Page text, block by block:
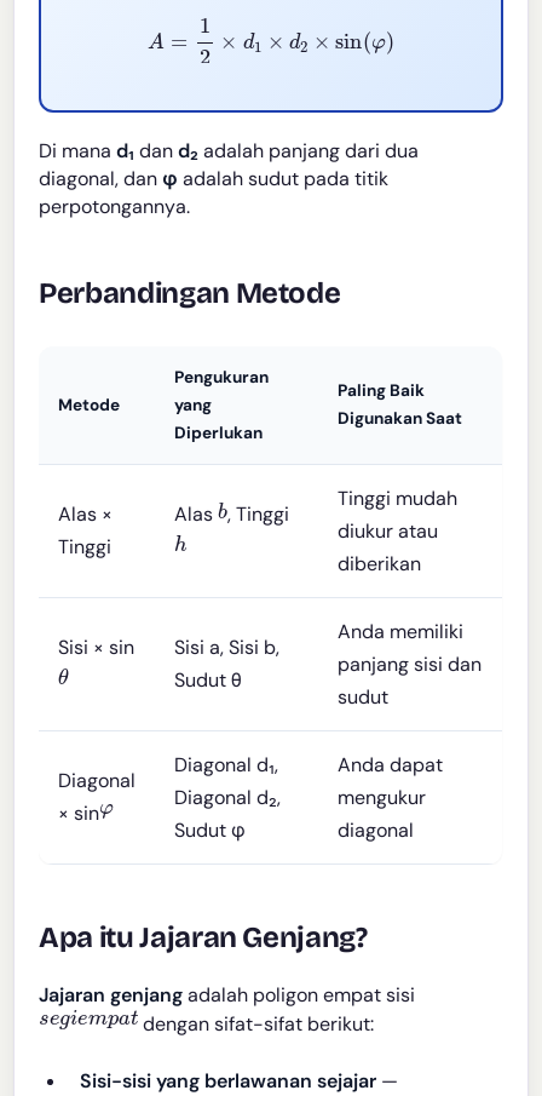
=1
Di manad₁ dand₂ adalah panjang dari dua
diagonal, dan φ adalah sudut pada titik
perpotongannya.
Perbandingan Metode
Metode
Pengukuran
yang
Diperlukan
Paling Baik
Digunakan Saat
Alas ×
Tinggi
Alasb, Tinggi
h
Tinggi mudah
diukur atau
diberikan
Sisi × sin
θ
Sisi a, Sisi b,
Sudut θ
Anda memiliki
panjang sisi dan
sudut
Diagonal
× sinφ
Diagonal d₁,
Diagonal d₂,
Sudut φ
Anda dapat
mengukur
diagonal
Apa itu Jajaran Genjang?
Jajaran genjangadalah poligon empat sisi
segiempatdengan sifat-sifat berikut:
Sisi-sisi yang berlawanan sejajar —